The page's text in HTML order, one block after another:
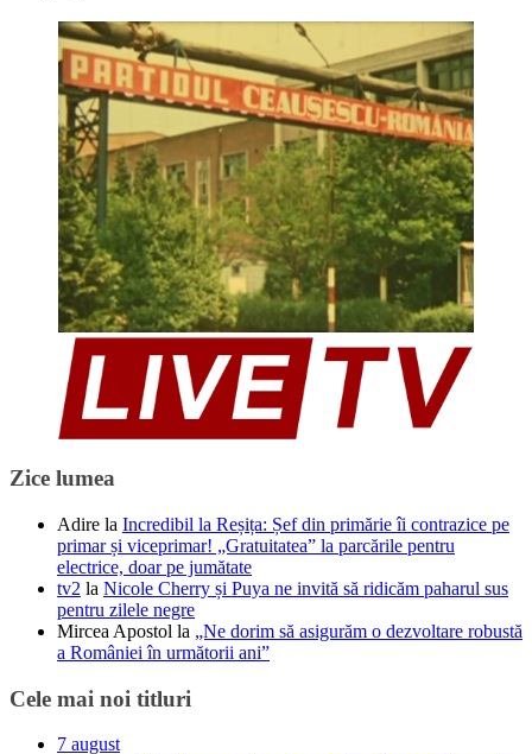
Zice lumea
Adire la Incredibil la Reșița: Șef din primărie îi contrazice pe
primar și viceprimar! „Gratuitatea” la parcările pentru
electrice, doar pe jumătate
tv2 la Nicole Cherry și Puya ne invită să ridicăm paharul sus
pentru zilele negre
Mircea Apostol la „Ne dorim să asigurăm o dezvoltare robustă
a României în următorii ani”
Cele mai noi titluri
7 august